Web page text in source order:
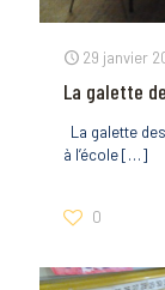
29 janvier
La galette
La galette
à l’école[…]
0